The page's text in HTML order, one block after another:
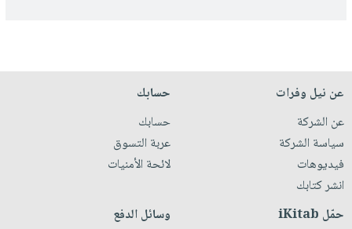
عن نيل وفرات
عن الشركة
سياسة الشركة
فيديوهات
انشر كتابك
حسابك
حسابك
عربة التسوق
لائحة الأمنيات
حمّل iKitab وسائل الدفع